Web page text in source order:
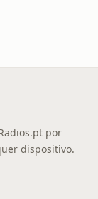
por
dispositivo.